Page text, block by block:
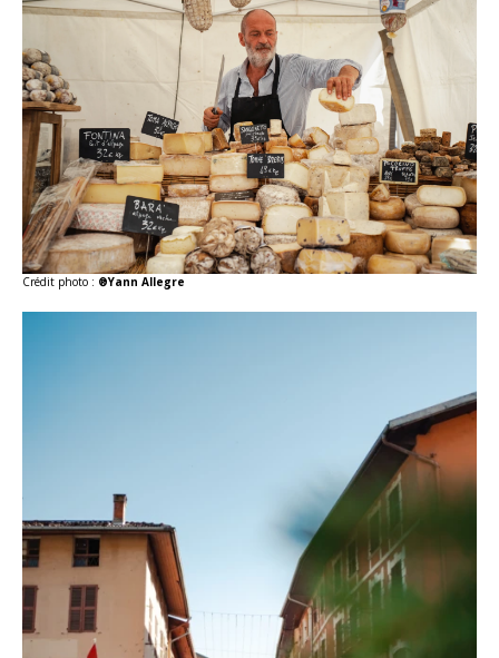
Crédit photo : ®Yann Allegre